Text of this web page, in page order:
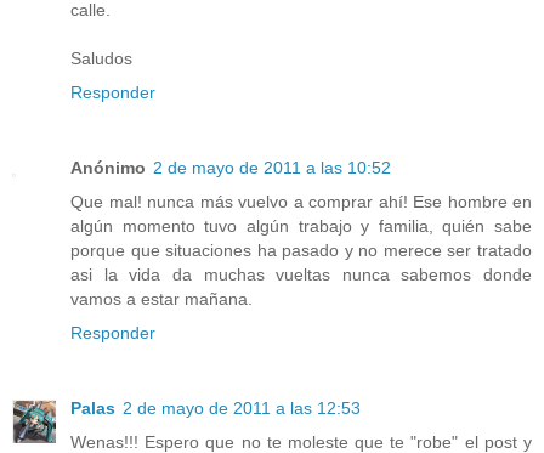
calle.
Saludos
Responder
Anónimo 2 de mayo de 2011 a las 10:52
Que mal! nunca más vuelvo a comprar ahí! Ese hombre en
algún momento tuvo algún trabajo y familia, quién sabe
porque que situaciones ha pasado y no merece ser tratado
asi la vida da muchas vueltas nunca sabemos donde
vamos a estar mañana.
Responder
Palas 2 de mayo de 2011 a las 12:53
Wenas!!! Espero que no te moleste que te "robe" el post y